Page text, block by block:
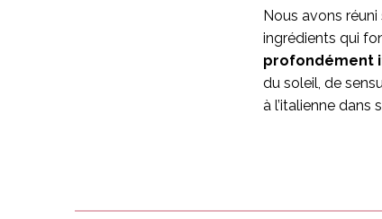
Nous avons
ingrédients qui
profondément
du soleil, de
à l’italienne dans